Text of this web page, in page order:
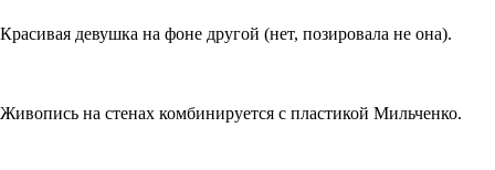
Красивая девушка на фоне другой (нет, позировала не она).
Живопись на стенах комбинируется с пластикой Мильченко.